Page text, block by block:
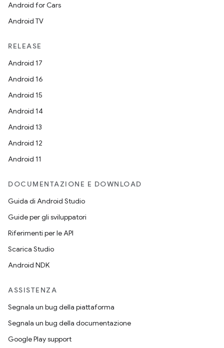
Android for Cars
Android TV
RELEASE
Android 17
Android 16
Android 15
Android 14
Android 13
Android 12
Android 11
DOCUMENTAZIONE E DOWNLOAD
Guida di Android Studio
Guide per gli sviluppatori
Riferimenti per le API
Scarica Studio
Android NDK
ASSISTENZA
Segnala un bug della piattaforma
Segnala un bug della documentazione
Google Play support